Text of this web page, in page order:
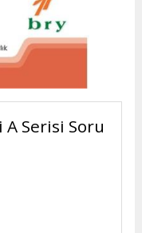
Serisi Soru